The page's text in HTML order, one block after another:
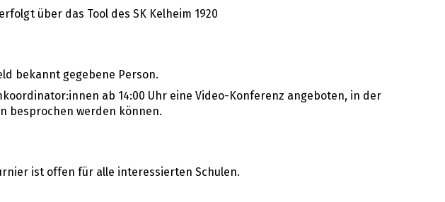
über das Tool des SK Kelheim 1920
bekannt gegebene Person.
ab 14:00 Uhr eine Video-Konferenz angeboten, in der
besprochen werden können.
ist offen für alle interessierten Schulen.